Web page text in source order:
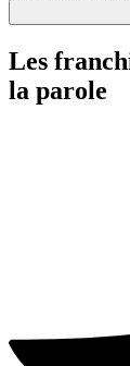
Les
la parole